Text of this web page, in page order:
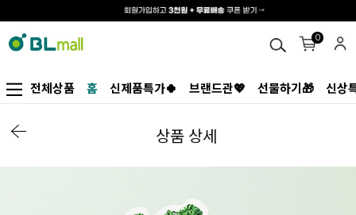
0
전체상품 홈 신제품특가🍀 브랜드관💖 선물하기🎁 신상
상품 상세